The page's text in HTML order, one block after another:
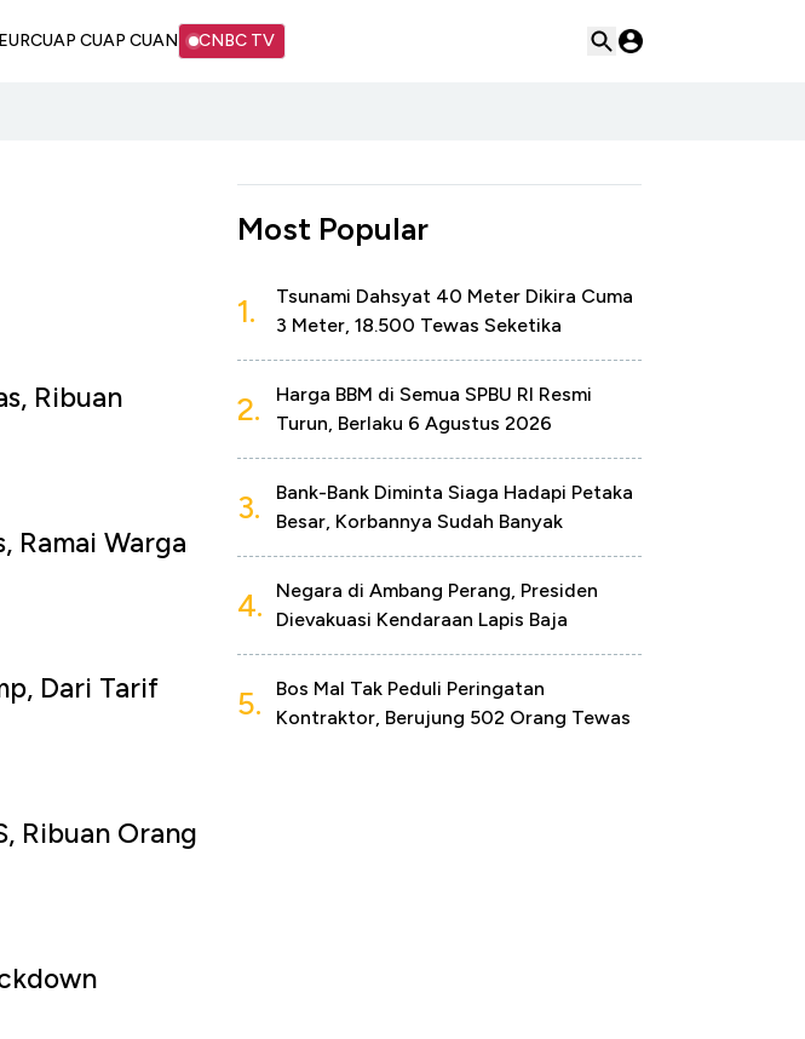
CUAP CUAP CUAN CNBC TV
Ribuan
Ramai Warga
Dari Tarif
Ribuan Orang
Most Popular
1.
Tsunami Dahsyat 40 Meter Dikira Cuma
3 Meter, 18.500 Tewas Seketika
2.
Harga BBM di Semua SPBU RI Resmi
Turun, Berlaku 6 Agustus 2026
3.
Bank-Bank Diminta Siaga Hadapi Petaka
Besar, Korbannya Sudah Banyak
4.
Negara di Ambang Perang, Presiden
Dievakuasi Kendaraan Lapis Baja
5.
Bos Mal Tak Peduli Peringatan
Kontraktor, Berujung 502 Orang Tewas